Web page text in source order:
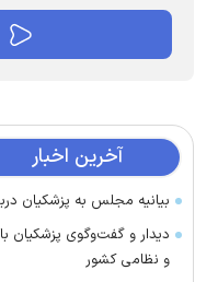
آخرین اخبار
بیانیه مجلس به پزشکیان
دیدار و گفت‌وگوی پزشکیان
و نظامی کشور